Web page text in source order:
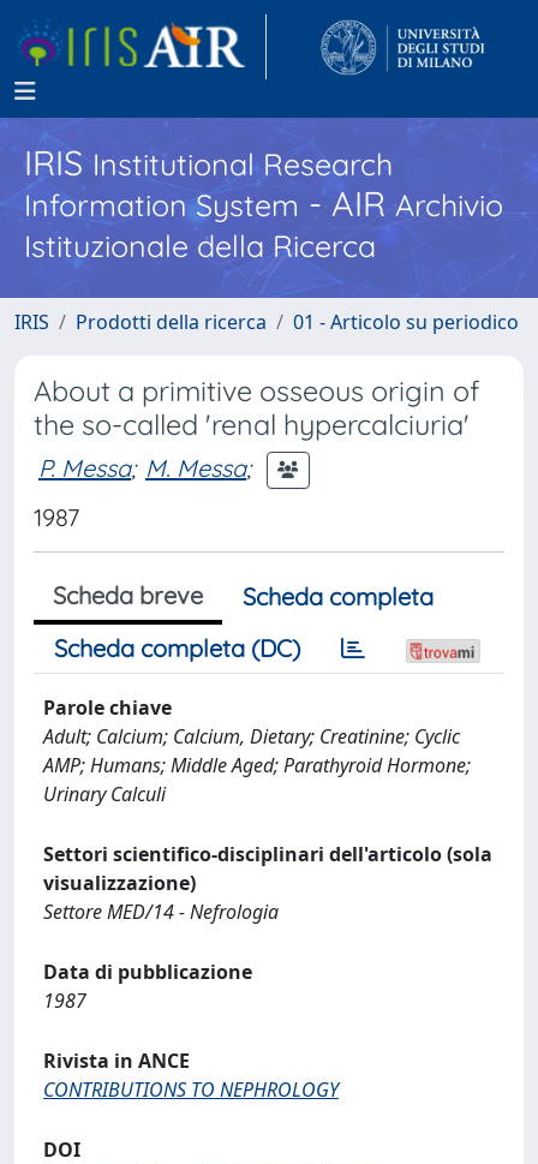
IRISInstitutional Research
Information System - AIR Archivio
Istituzionale della Ricerca
IRIS Prodotti della ricerca 01 - Articolo su periodico
About a primitive osseous origin of
the so-called 'renal hypercalciuria'
P. Messa; M. Messa;
1987
Scheda breve
Scheda completa
Scheda completa (DC)
Parole chiave
Adult; Calcium; Calcium, Dietary; Creatinine; Cyclic
AMP; Humans; Middle Aged; Parathyroid Hormone;
Urinary Calculi
Settori scientifico-disciplinari dell'articolo (sola
visualizzazione)
Settore MED/14 - Nefrologia
Data di pubblicazione
1987
Rivista in ANCE
CONTRIBUTIONS TO NEPHROLOGY
DOI